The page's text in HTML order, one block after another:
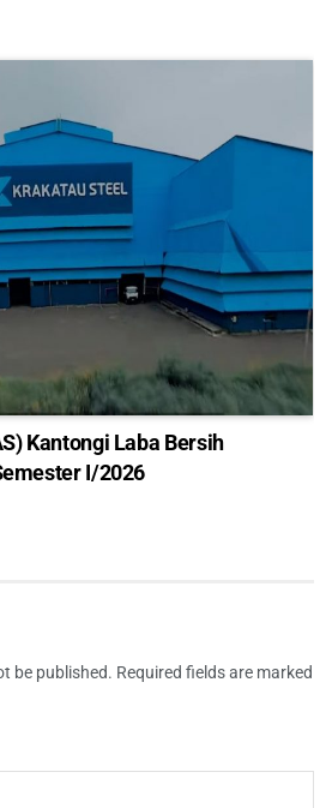
Kantongi Laba Bersih
I/2026
be published. Required fields are marked